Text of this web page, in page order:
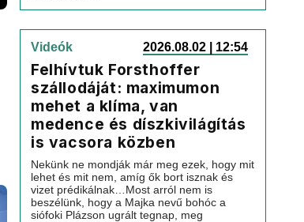
Videók 2026.08.02 | 12:54
Felhívtuk Forsthoffer
szállodáját: maximumon
mehet a klíma, van
medence és díszkivilágítás
is vacsora közben
Nekünk ne mondják már meg ezek, hogy mit
lehet és mit nem, amíg ők bort isznak és
vizet prédikálnak…Most arról nem is
beszélünk, hogy a Majka nevű bohóc a
siófoki Plázson ugrált tegnap, meg